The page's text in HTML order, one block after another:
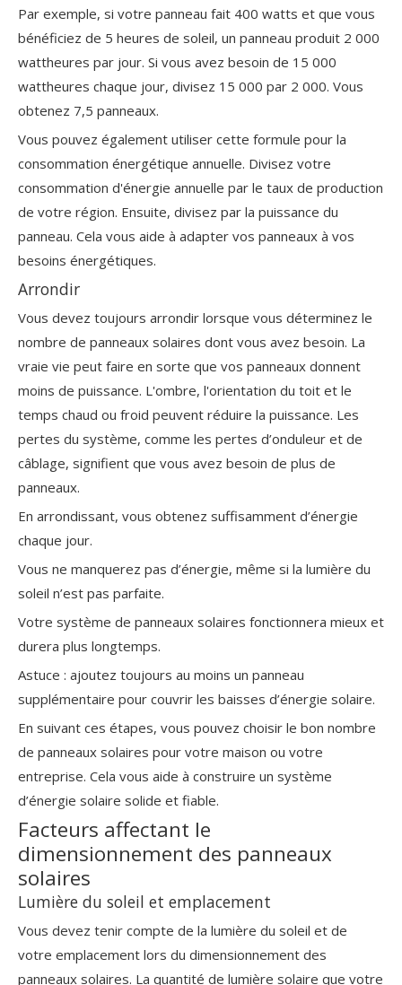
Par exemple, si votre panneau fait 400 watts et que vous
bénéficiez de 5 heures de soleil, un panneau produit 2 000
wattheures par jour. Si vous avez besoin de 15 000
wattheures chaque jour, divisez 15 000 par 2 000. Vous
obtenez 7,5 panneaux.
Vous pouvez également utiliser cette formule pour la
consommation énergétique annuelle. Divisez votre
consommation d'énergie annuelle par le taux de production
de votre région. Ensuite, divisez par la puissance du
panneau. Cela vous aide à adapter vos panneaux à vos
besoins énergétiques.
Arrondir
Vous devez toujours arrondir lorsque vous déterminez le
nombre de panneaux solaires dont vous avez besoin. La
vraie vie peut faire en sorte que vos panneaux donnent
moins de puissance. L'ombre, l'orientation du toit et le
temps chaud ou froid peuvent réduire la puissance. Les
pertes du système, comme les pertes d’onduleur et de
câblage, signifient que vous avez besoin de plus de
panneaux.
En arrondissant, vous obtenez suffisamment d’énergie
chaque jour.
Vous ne manquerez pas d’énergie, même si la lumière du
soleil n’est pas parfaite.
Votre système de panneaux solaires fonctionnera mieux et
durera plus longtemps.
Astuce : ajoutez toujours au moins un panneau
supplémentaire pour couvrir les baisses d’énergie solaire.
En suivant ces étapes, vous pouvez choisir le bon nombre
de panneaux solaires pour votre maison ou votre
entreprise. Cela vous aide à construire un système
d’énergie solaire solide et fiable.
Facteurs affectant le
dimensionnement des panneaux
solaires
Lumière du soleil et emplacement
Vous devez tenir compte de la lumière du soleil et de
votre emplacement lors du dimensionnement des
panneaux solaires. La quantité de lumière solaire que votre